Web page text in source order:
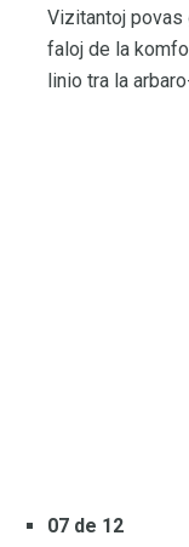
Vizitantoj povas
faloj de la
linio tra la
07 de 12